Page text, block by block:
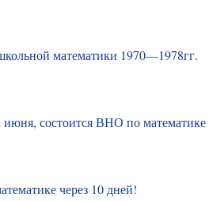
математики 1970—1978гг.
июня, состоится ВНО по математике
через 10 дней!